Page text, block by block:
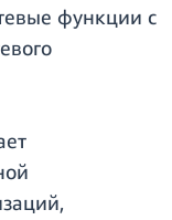
функции с